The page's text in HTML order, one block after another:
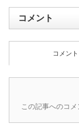
コメント
コメン
この記事へのコメ